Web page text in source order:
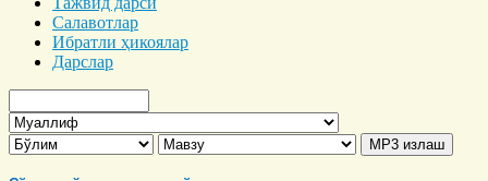
Салавотлар
Ибратли ҳикоялар
Дарслар